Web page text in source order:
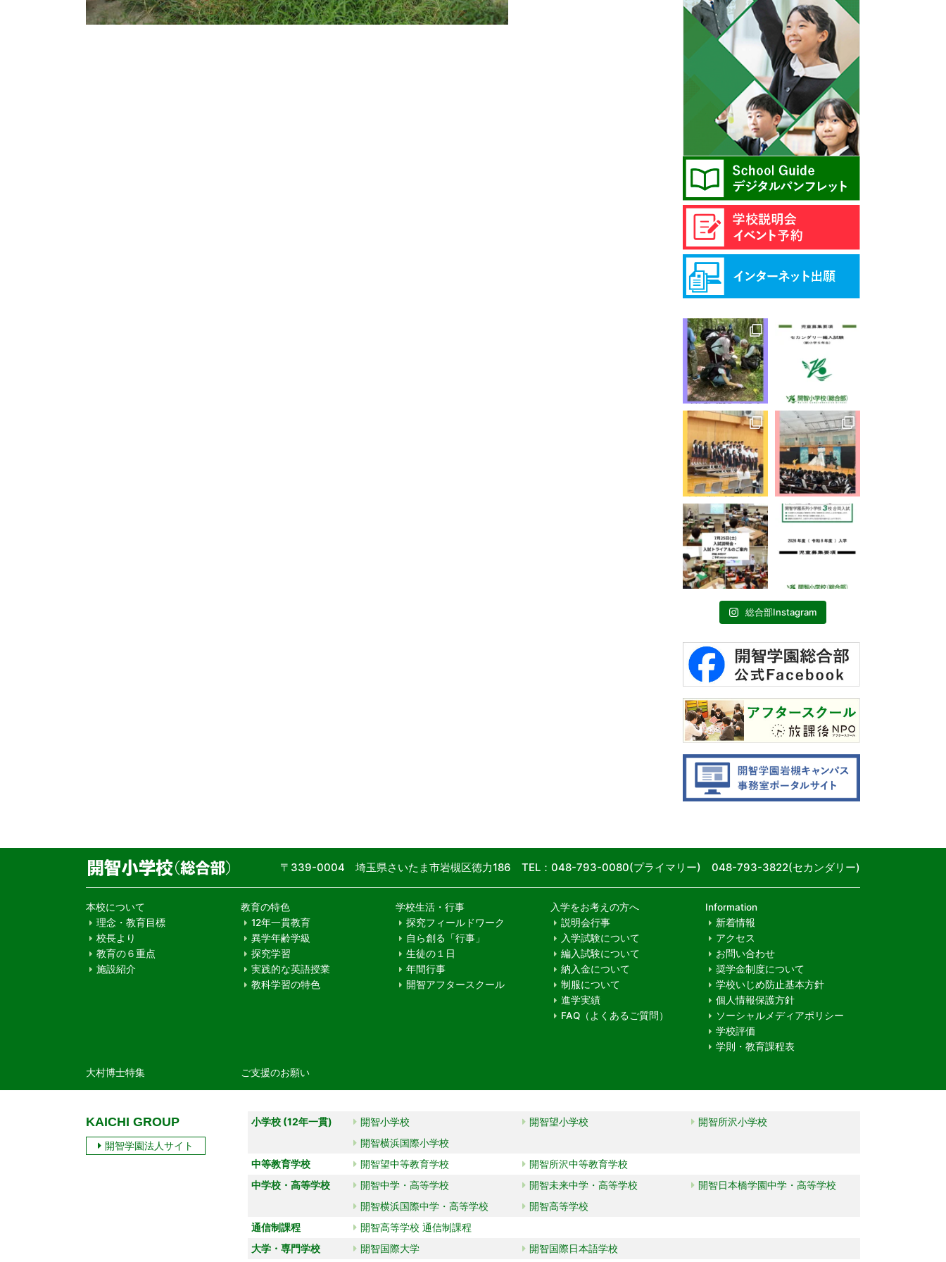
総合部Instagram
〒339-0004 埼玉県さいたま市岩槻区徳力186 TEL：048-793-0080(プライマリー) 048-793-3822(セカンダリー)
本校について
理念・教育目標
校長より
教育の６重点
施設紹介
教育の特色
12年一貫教育
異学年齢学級
探究学習
実践的な英語授業
教科学習の特色
学校生活・行事
探究フィールドワーク
自ら創る「行事」
生徒の１日
年間行事
開智アフタースクール
入学をお考えの方へ
説明会行事
入学試験について
編入試験について
納入金について
制服について
進学実績
FAQ（よくあるご質問）
Information
新着情報
アクセス
お問い合わせ
奨学金制度について
学校いじめ防止基本方針
個人情報保護方針
ソーシャルメディアポリシー
学校評価
学則・教育課程表
大村博士特集 ご支援のお願い
KAICHI GROUP
開智学園法人サイト
小学校 (12年一貫) 開智小学校 開智望小学校
開智所沢小学校
開智横浜国際小学校
中等教育学校
開智望中等教育学校
開智所沢中等教育学校
中学校・高等学校
開智中学・高等学校 開智未来中学・高等学校
開智日本橋学園中学・高等学校
開智横浜国際中学・高等学校
開智高等学校
通信制課程
開智高等学校 通信制課程
大学・専門学校
開智国際大学 開智国際日本語学校